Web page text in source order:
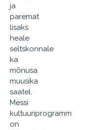
ja
paremat
lisaks
heale
seltskonnale
ka
mõnusa
muusika
saatel.
Messi
kultuuriprogramm
on